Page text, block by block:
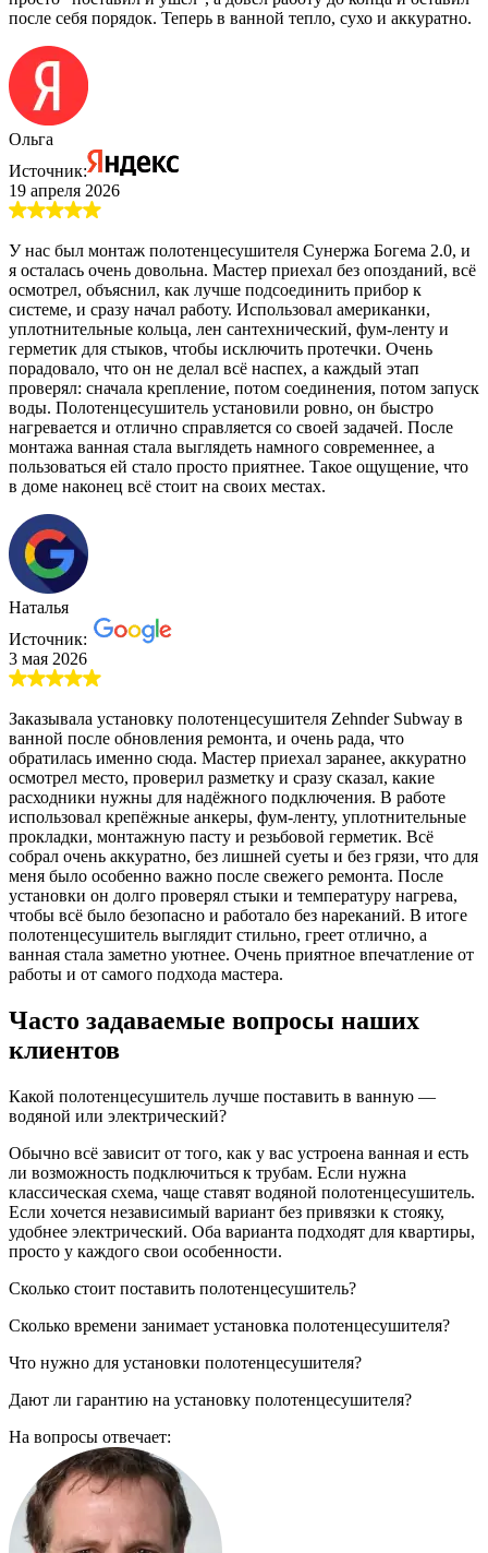
после себя порядок. Теперь в ванной тепло, сухо и аккуратно.
Ольга
Источник:
19 апреля 2026
У нас был монтаж полотенцесушителя Сунержа Богема 2.0, и
я осталась очень довольна. Мастер приехал без опозданий, всё
осмотрел, объяснил, как лучше подсоединить прибор к
системе, и сразу начал работу. Использовал американки,
уплотнительные кольца, лен сантехнический, фум-ленту и
герметик для стыков, чтобы исключить протечки. Очень
порадовало, что он не делал всё наспех, а каждый этап
проверял: сначала крепление, потом соединения, потом запуск
воды. Полотенцесушитель установили ровно, он быстро
нагревается и отлично справляется со своей задачей. После
монтажа ванная стала выглядеть намного современнее, а
пользоваться ей стало просто приятнее. Такое ощущение, что
в доме наконец всё стоит на своих местах.
Наталья
Источник:
3 мая 2026
Заказывала установку полотенцесушителя Zehnder Subway в
ванной после обновления ремонта, и очень рада, что
обратилась именно сюда. Мастер приехал заранее, аккуратно
осмотрел место, проверил разметку и сразу сказал, какие
расходники нужны для надёжного подключения. В работе
использовал крепёжные анкеры, фум-ленту, уплотнительные
прокладки, монтажную пасту и резьбовой герметик. Всё
собрал очень аккуратно, без лишней суеты и без грязи, что для
меня было особенно важно после свежего ремонта. После
установки он долго проверял стыки и температуру нагрева,
чтобы всё было безопасно и работало без нареканий. В итоге
полотенцесушитель выглядит стильно, греет отлично, а
ванная стала заметно уютнее. Очень приятное впечатление от
работы и от самого подхода мастера.
Часто задаваемые вопросы наших
клиентов
Какой полотенцесушитель лучше поставить в ванную —
водяной или электрический?
Обычно всё зависит от того, как у вас устроена ванная и есть
ли возможность подключиться к трубам. Если нужна
классическая схема, чаще ставят водяной полотенцесушитель.
Если хочется независимый вариант без привязки к стояку,
удобнее электрический. Оба варианта подходят для квартиры,
просто у каждого свои особенности.
Сколько стоит поставить полотенцесушитель?
Сколько времени занимает установка полотенцесушителя?
Что нужно для установки полотенцесушителя?
Дают ли гарантию на установку полотенцесушителя?
На вопросы отвечает: